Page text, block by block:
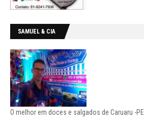
SAMUEL & CIA
O melhor em doces e salgados de Caruaru -PE